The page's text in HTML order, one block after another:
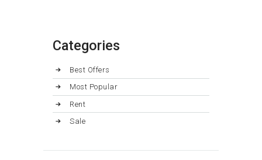
Categories
Best Offers
Most Popular
Rent
Sale